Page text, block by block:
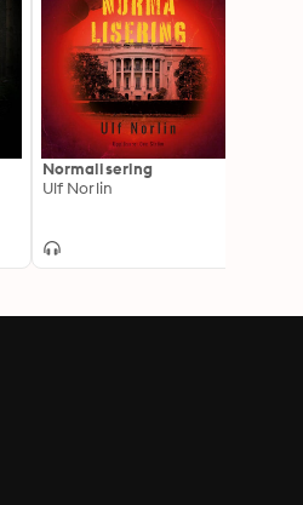
Normalisering
Ulf Norlin